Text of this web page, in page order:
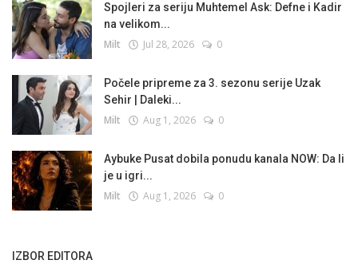
Spojleri za seriju Muhtemel Ask: Defne i Kadir
na velikom...
Milt Jul 28, 2026 0
Počele pripreme za 3. sezonu serije Uzak
Sehir | Daleki...
Milt Aug 1, 2026 0
Aybuke Pusat dobila ponudu kanala NOW: Da li
je u igri...
Milt Aug 1, 2026 0
IZBOR EDITORA